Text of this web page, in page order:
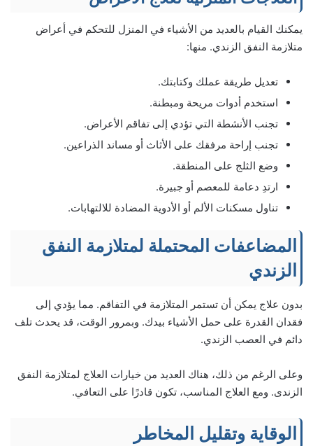
يمكنك القيام بالعديد من الأشياء في المنزل للتحكم في أعراض
متلازمة النفق الزندي. منها:
تعديل طريقة عملك وكتابتك.
استخدم أدوات مريحة ومبطنة.
تجنب الأنشطة التي تؤدي إلى تفاقم الأعراض.
تجنب إراحة مرفقك على الأثاث أو مساند الذراعين.
وضع الثلج على المنطقة.
ارتدِ دعامة للمعصم أو جبيرة.
تناول مسكنات الألم أو الأدوية المضادة للالتهابات.
المضاعفات المحتملة لمتلازمة النفق
الزندي
بدون علاج يمكن أن تستمر المتلازمة في التفاقم. مما يؤدي إلى
فقدان القدرة على حمل الأشياء بيدك. وبمرور الوقت، قد يحدث تلف
دائم في العصب الزندي.
وعلى الرغم من ذلك، هناك العديد من خيارات العلاج لمتلازمة النفق
الزندى. ومع العلاج المناسب، تكون قادرًا على التعافي.
الوقاية وتقليل المخاطر